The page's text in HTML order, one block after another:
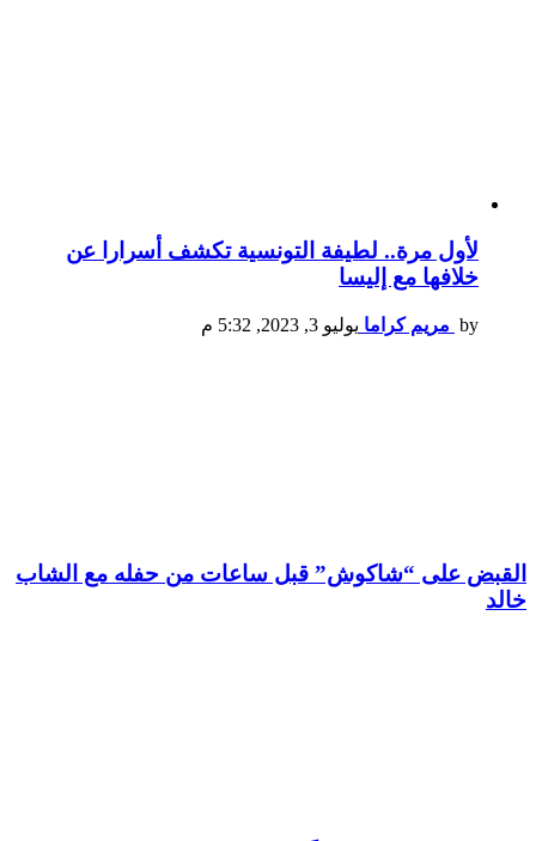
لأول مرة.. لطيفة التونسية تكشف أسرارا عن
خلافها مع إليسا
by مريم كراما يوليو 3, 2023, 5:32 م
القبض على “شاكوش” قبل ساعات من حفله مع الشاب
خالد